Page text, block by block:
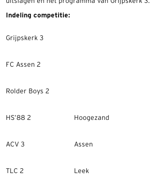
Indeling competitie:
Grijpskerk 3
FC Assen 2
Rolder Boys 2
HS’88 2 Hoogezand
ACV 3 Assen
TLC 2 Leek